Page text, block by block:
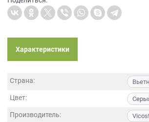
Характеристики
Страна:
Цвет:
Производитель:
Политики
обработки
персональных